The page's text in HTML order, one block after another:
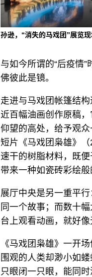
孙逊，“消失的马戏团”展览
与如今所谓的“后疫情
佛彼此是镜。
走进与马戏团帐篷结
近百幅油画创作原稿
仰望的高处，给予观
短片《马戏团枭雄》
速干的树脂材料，既
带来一种如瓷砖彩绘般
展厅中央是另一重平
同一个故事；而数十
台上观看动画，就好像
《马戏团枭雄》一开
围观的人类却渺小如
只眼闭一只眼，能同